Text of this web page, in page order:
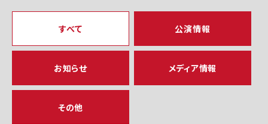
すべて 公演情報
お知らせ メディア情報
その他